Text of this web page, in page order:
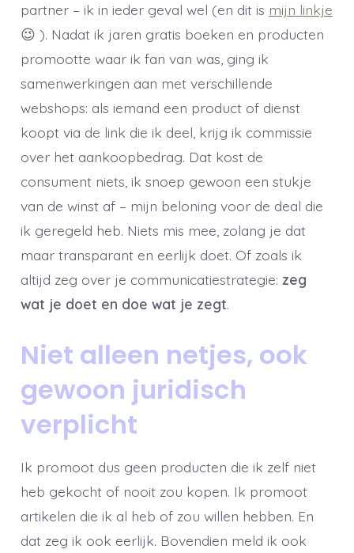
partner – ik in ieder geval wel (en dit is mijn linkje
😉 ). Nadat ik jaren gratis boeken en producten
promootte waar ik fan van was, ging ik
samenwerkingen aan met verschillende
webshops: als iemand een product of dienst
koopt via de link die ik deel, krijg ik commissie
over het aankoopbedrag. Dat kost de
consument niets, ik snoep gewoon een stukje
van de winst af – mijn beloning voor de deal die
ik geregeld heb. Niets mis mee, zolang je dat
maar transparant en eerlijk doet. Of zoals ik
altijd zeg over je communicatiestrategie: zeg
wat je doet en doe wat je zegt.
Niet alleen netjes, ook
gewoon juridisch
verplicht
Ik promoot dus geen producten die ik zelf niet
heb gekocht of nooit zou kopen. Ik promoot
artikelen die ik al heb of zou willen hebben. En
dat zeg ik ook eerlijk. Bovendien meld ik ook